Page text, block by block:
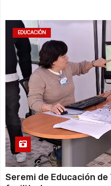
EDUCACIÓN
Seremi de Educación